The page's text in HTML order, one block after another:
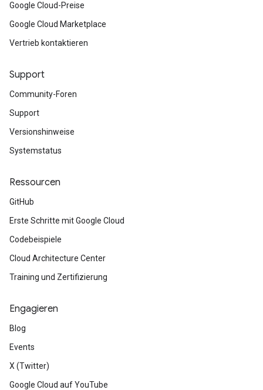
Google Cloud-Preise
Google Cloud Marketplace
Vertrieb kontaktieren
Support
Community-Foren
Support
Versionshinweise
Systemstatus
Ressourcen
GitHub
Erste Schritte mit Google Cloud
Codebeispiele
Cloud Architecture Center
Training und Zertifizierung
Engagieren
Blog
Events
X (Twitter)
Google Cloud auf YouTube